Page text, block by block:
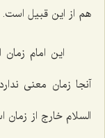
هم از این قبیل است.
این امام
السلام خارج از